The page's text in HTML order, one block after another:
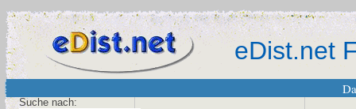
eDist.net
Suche nach: